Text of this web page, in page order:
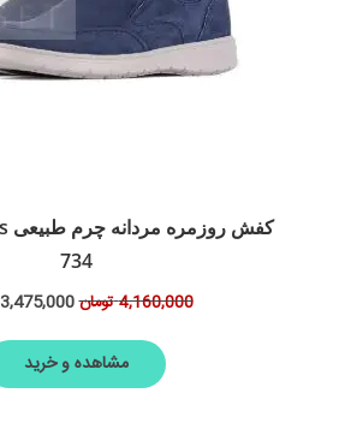
734
4,160,000تومان3,475,000
مشاهده و خرید